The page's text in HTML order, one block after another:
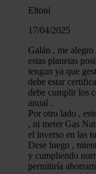
Eltoni
17/04/2025
Galán , me
estas planetas
tengan ya que
debe estar
debe cumplir los
anual .
Por otro lado ,
, ni meter Gas
el inverso en las
Dese luego ,
y cumpliendo
permitiría